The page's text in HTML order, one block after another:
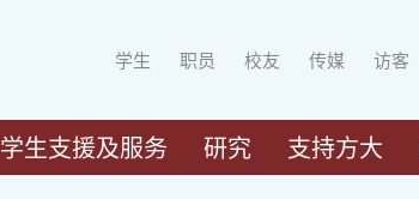
学生 职员 校友 传媒 访客
学生支援及服务 研究 支持方大